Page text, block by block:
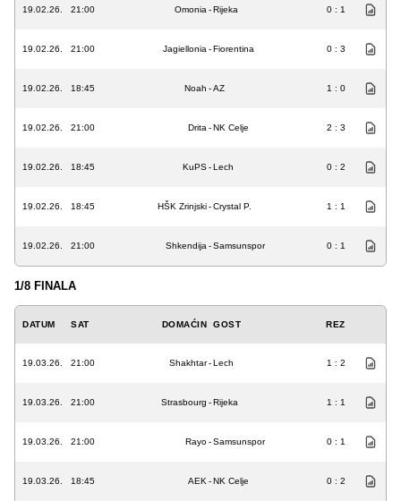
19.02.26. 21:00 Omonia -Rijeka 0 : 1
19.02.26. 21:00 Jagiellonia -Fiorentina 0 : 3
19.02.26. 18:45 Noah -AZ 1 : 0
19.02.26. 21:00 Drita -NK Celje 2 : 3
19.02.26. 18:45 KuPS-Lech 0 : 2
19.02.26. 18:45 HŠK Zrinjski-Crystal P. 1 : 1
19.02.26. 21:00 Shkendija -Samsunspor 0 : 1
1/8 FINALA
DATUM SAT DOMAĆIN GOST REZ
19.03.26. 21:00 Shakhtar-Lech 1 : 2
19.03.26. 21:00 Strasbourg -Rijeka 1 : 1
19.03.26. 21:00 Rayo-Samsunspor 0 : 1
19.03.26. 18:45 AEK -NK Celje 0 : 2